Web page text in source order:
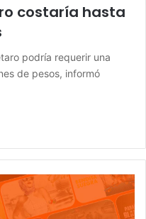
costaría hasta
podría requerir una
de pesos, informó